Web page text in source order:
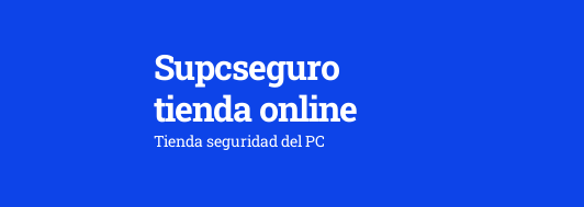
Ir
a
la
navegación
Ir
al
contenido
Supcseguro
tienda online
Tienda seguridad del PC